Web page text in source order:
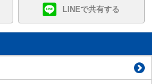
LINEで共有する